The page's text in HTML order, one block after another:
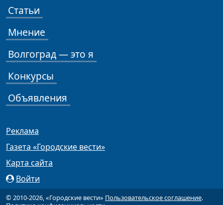
Статьи
Мнение
Волгоград — это я
Конкурсы
Объявления
Реклама
Газета «Городские вести»
Карта сайта
Войти
© 2010-2026, «Городские вести» Пользовательское соглашение.